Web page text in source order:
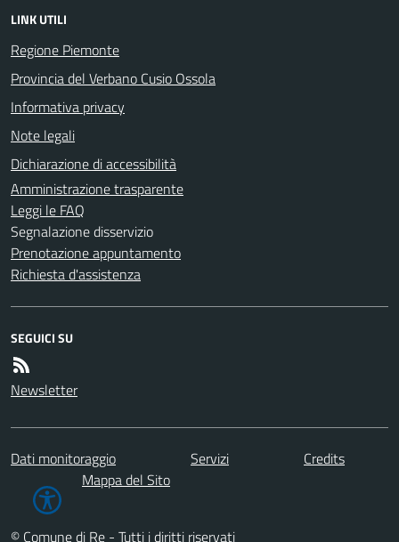
LINK UTILI
Regione Piemonte
Provincia del Verbano Cusio Ossola
Informativa privacy
Note legali
Dichiarazione di accessibilità
Amministrazione trasparente
Leggi le FAQ
Segnalazione disservizio
Prenotazione appuntamento
Richiesta d'assistenza
SEGUICI SU
Newsletter
Dati monitoraggio Servizi
Credits
Mappa del Sito
© Comune di Re - Tutti i diritti riservati